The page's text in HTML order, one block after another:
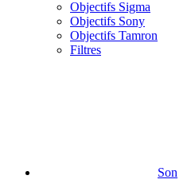
Objectifs Sigma
Objectifs Sony
Objectifs Tamron
Filtres
Son